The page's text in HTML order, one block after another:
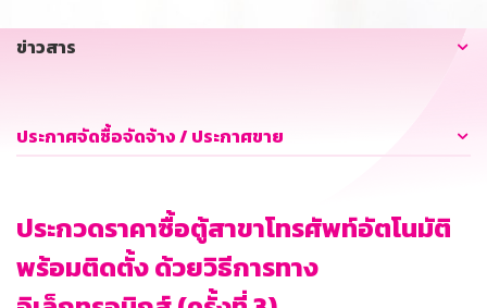
ข่าวสาร
ประกาศจัดซื้อจัดจ้าง / ประกาศขาย
ประกวดราคาซื้อตู้สาขาโทรศัพท์อัตโนมัติ
พร้อมติดตั้ง ด้วยวิธีการทาง